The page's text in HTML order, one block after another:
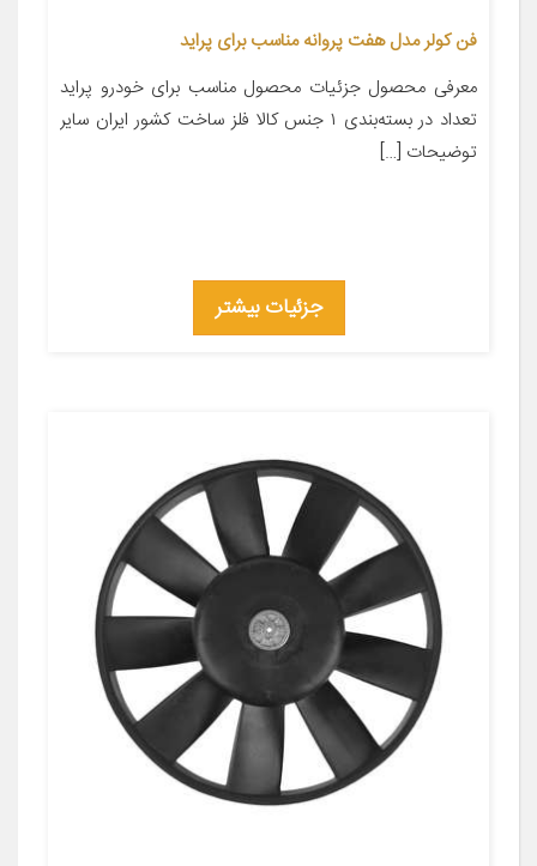
فن کولر مدل هفت پروانه مناسب برای پراید
معرفی محصول جزئیات محصول مناسب برای خودرو پراید
تعداد در بسته‌بندی ۱ جنس کالا فلز ساخت کشور ایران سایر
توضیحات […]
جزئیات بیشتر